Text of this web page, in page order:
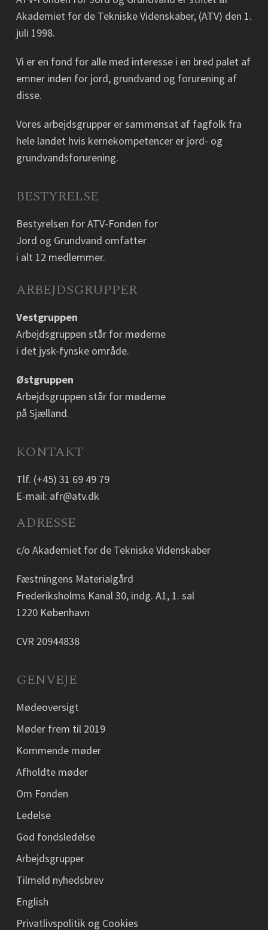
Akademiet for de Tekniske Videnskaber, (ATV) den 1.
juli 1998.
Vi er en fond for alle med interesse i en bred palet af
emner inden for jord, grundvand og forurening af
disse.
Vores arbejdsgrupper er sammensat af fagfolk fra
hele landet hvis kernekompetencer er jord- og
grundvandsforurening.
BESTYRELSE
Bestyrelsen for ATV-Fonden for
Jord og Grundvand omfatter
i alt 12 medlemmer.
ARBEJDSGRUPPER
Vestgruppen
Arbejdsgruppen står for møderne
i det jysk-fynske område.
Østgruppen
Arbejdsgruppen står for møderne
på Sjælland.
KONTAKT
Tlf. (+45) 31 69 49 79
E-mail: afr@atv.dk
ADRESSE
c/o Akademiet for de Tekniske Videnskaber
Fæstningens Materialgård
Frederiksholms Kanal 30, indg. A1, 1. sal
1220 København
CVR 20944838
GENVEJE
Mødeoversigt
Møder frem til 2019
Kommende møder
Afholdte møder
Om Fonden
Ledelse
God fondsledelse
Arbejdsgrupper
Tilmeld nyhedsbrev
English
Privatlivspolitik og Cookies